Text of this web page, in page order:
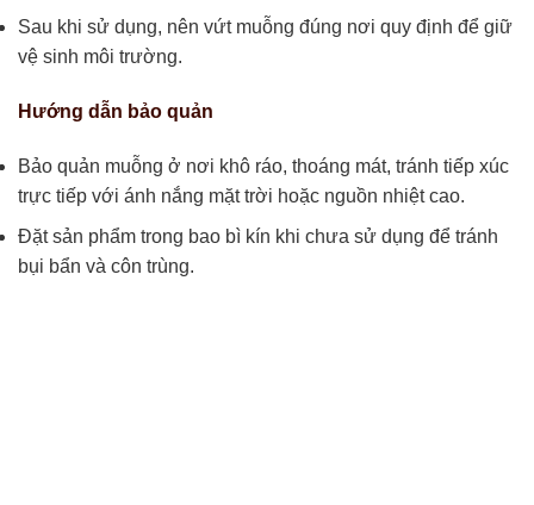
Sau khi sử dụng, nên vứt muỗng đúng nơi quy định để giữ
vệ sinh môi trường.
Hướng dẫn bảo quản
Bảo quản muỗng ở nơi khô ráo, thoáng mát, tránh tiếp xúc
trực tiếp với ánh nắng mặt trời hoặc nguồn nhiệt cao.
Đặt sản phẩm trong bao bì kín khi chưa sử dụng để tránh
bụi bẩn và côn trùng.